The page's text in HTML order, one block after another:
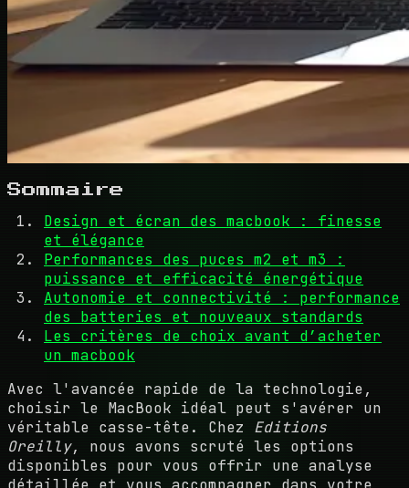
Sommaire
Design et écran des macbook : finesse
et élégance
Performances des puces m2 et m3 :
puissance et efficacité énergétique
Autonomie et connectivité : performance
des batteries et nouveaux standards
Les critères de choix avant d’acheter
un macbook
Avec l'avancée rapide de la technologie,
choisir le MacBook idéal peut s'avérer un
véritable casse-tête. Chez Editions
Oreilly, nous avons scruté les options
disponibles pour vous offrir une analyse